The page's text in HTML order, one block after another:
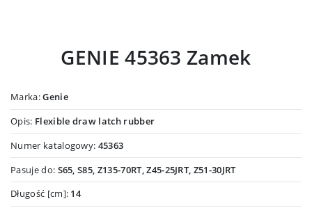
GENIE 45363 Zamek
Marka:Genie
Opis: Flexible draw latch rubber
Numer katalogowy: 45363
Pasuje do: S65, S85, Z135-70RT, Z45-25JRT, Z51-30JRT
Długość [cm]: 14